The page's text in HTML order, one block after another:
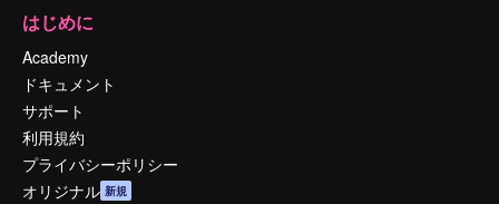
はじめに
Academy
ドキュメント
サポート
利用規約
プライバシーポリシー
オリジナル 新規